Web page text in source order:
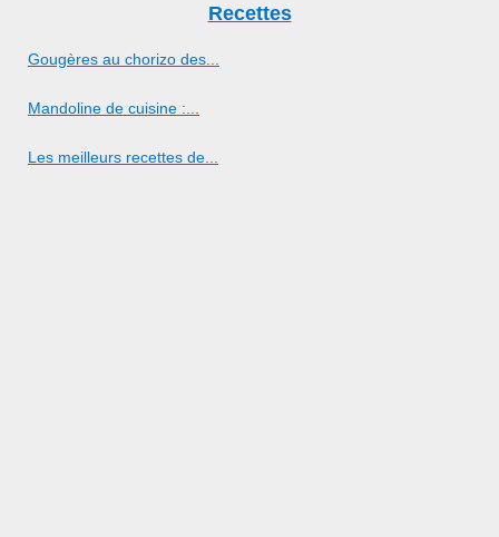
Recettes
Gougères au chorizo des...
Mandoline de cuisine :...
Les meilleurs recettes de...